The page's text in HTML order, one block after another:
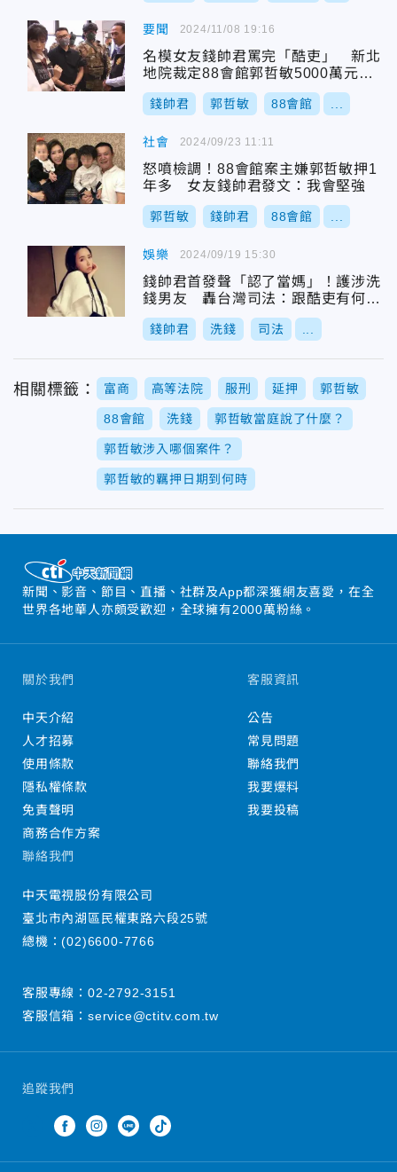
要聞
名模女友錢帥君罵完「酷吏」 新北
地院裁定88會館郭哲敏5000萬元交
保！理由曝光
錢帥君 郭哲敏 88會館
2024/11/08 19:16
社會
怒噴檢調！88會館案主嫌郭哲敏押1
年多 女友錢帥君發文：我會堅強
郭哲敏 錢帥君 88會館
2024/09/23 11:11
娛樂
錢帥君首發聲「認了當媽」！護涉洗
錢男友 轟台灣司法：跟酷吏有何不
同？
錢帥君 洗錢 司法
2024/09/19 15:30
相關標籤： 富商 高等法院 服刑 延押 郭哲敏
88會館 洗錢 郭哲敏當庭說了什麼？
郭哲敏涉入哪個案件？
郭哲敏的羈押日期到何時
新聞、影音、節目、直播、社群及App都深獲網友喜愛，在全
世界各地華人亦頗受歡迎，全球擁有2000萬粉絲。
追蹤我們
關於我們
中天介紹
人才招募
使用條款
隱私權條款
免責聲明
商務合作方案
客服資訊
公告
常見問題
聯絡我們
我要爆料
我要投稿
聯絡我們
中天電視股份有限公司
臺北市內湖區民權東路六段25號
總機：(02)6600-7766
客服專線： 02-2792-3151
客服信箱： service@ctitv.com.tw